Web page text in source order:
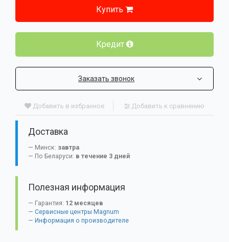
Купить
Кредит
Заказать звонок
Добавить в избранное Добавить к сравнению
Доставка
Минск: завтра
По Беларуси: в течение 3 дней
Полезная информация
Гарантия: 12 месяцев
Сервисные центры Magnum
Информация о производителе